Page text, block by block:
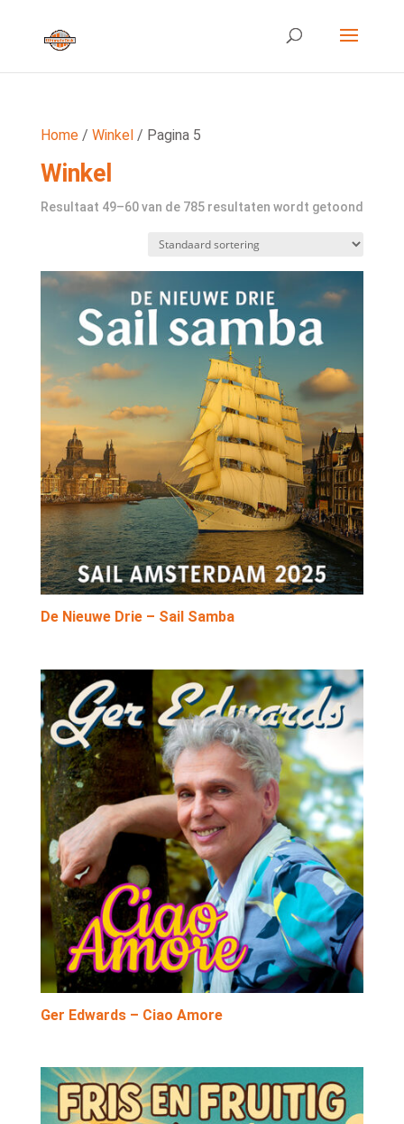
Home/ Winkel/ Pagina 5
Winkel
Resultaat 49–60 van de 785 resultaten wordt getoond
De Nieuwe Drie – Sail Samba
Ger Edwards – Ciao Amore